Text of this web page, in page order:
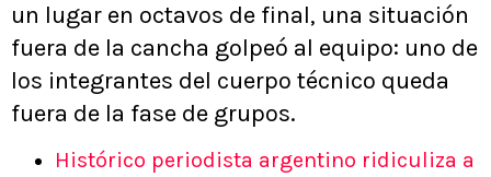
un lugar en octavos de final, una situación
fuera de la cancha golpeó al equipo: uno de
los integrantes del cuerpo técnico queda
fuera de la fase de grupos.
Histórico periodista argentino ridiculiza a